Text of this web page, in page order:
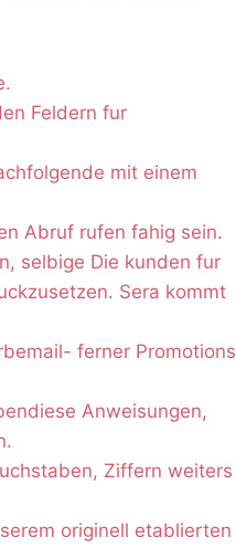
Feldern fur
mit einem
Abruf rufen fahig sein.
selbige Die kunden fur
Sera kommt
ferner Promotions
Anweisungen,
Ziffern weiters
originell etablierten